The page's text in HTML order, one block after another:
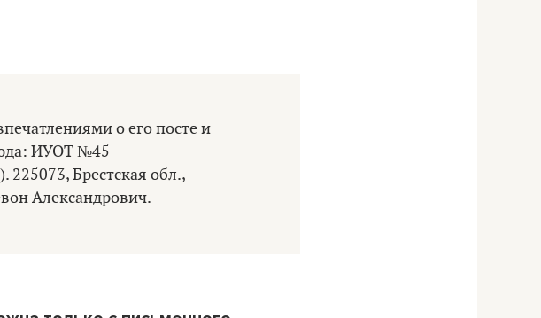
о его посте и
ИУОТ №45
225073, Брестская обл.,
Александрович.